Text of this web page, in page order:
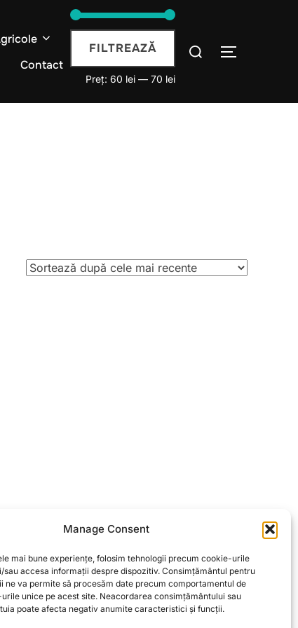
Manage Consent
mai bune experiențe, folosim tehnologii precum cookie-urile
sau accesa informații despre dispozitiv. Consimțământul pentru
ne va permite să procesăm date precum comportamentul de
unice pe acest site. Neacordarea consimțământului sau
poate afecta negativ anumite caracteristici și funcții.
Contact
minim
maxim
FILTREAZĂ
Preț: 60 lei — 70 lei
Caută
după:
COMUTĂ